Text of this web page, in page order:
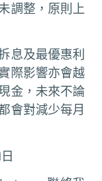
調整，原則上
息及最優惠利
際影響亦會越
金，未來不論
會對減少每月